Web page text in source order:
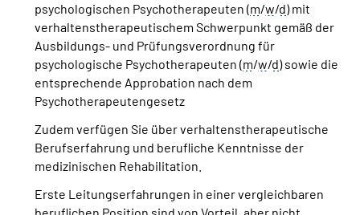
psychologischen Psychotherapeuten (m/w/d) mit
verhaltenstherapeutischem Schwerpunkt gemäß der
Ausbildungs- und Prüfungsverordnung für
psychologische Psychotherapeuten (m/w/d) sowie die
entsprechende Approbation nach dem
Psychotherapeutengesetz
Zudem verfügen Sie über verhaltenstherapeutische
Berufserfahrung und berufliche Kenntnisse der
medizinischen Rehabilitation.
Erste Leitungserfahrungen in einer vergleichbaren